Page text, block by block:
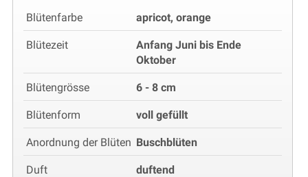
Blütenfarbe apricot, orange
Blütezeit
Anfang Juni bis Ende
Oktober
Blütengrösse 6 - 8 cm
Blütenform voll gefüllt
Anordnung der Blüten Buschblüten
Duft duftend